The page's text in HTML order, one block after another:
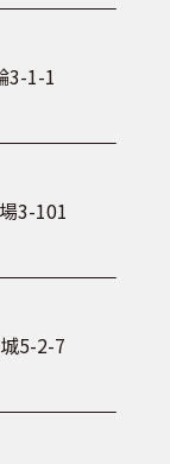
3-1-1
3-101
5-2-7